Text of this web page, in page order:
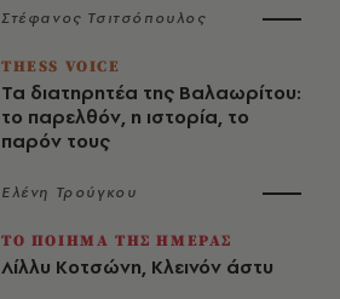
Στέφανος Τσιτσόπουλος
THESS VOICE
Τα διατηρητέα της Βαλαωρίτου:
το παρελθόν, η ιστορία, το
παρόν τους
Ελένη Τρούγκου
ΤΟ ΠΟΙΗΜΑ ΤΗΣ ΗΜΕΡΑΣ
Λίλλυ Κοτσώνη, Κλεινόν άστυ